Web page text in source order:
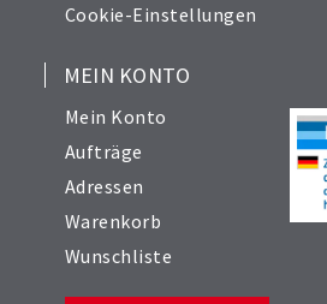
Cookie-Einstellungen
MEIN KONTO
Mein Konto
Aufträge
Adressen
Warenkorb
Wunschliste